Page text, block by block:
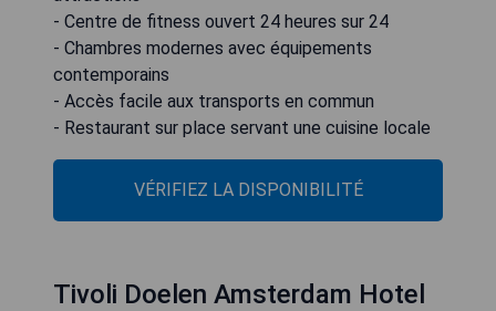
- Centre de fitness ouvert 24 heures sur 24
- Chambres modernes avec équipements
contemporains
- Accès facile aux transports en commun
- Restaurant sur place servant une cuisine locale
VÉRIFIEZ LA DISPONIBILITÉ
Tivoli Doelen Amsterdam Hotel